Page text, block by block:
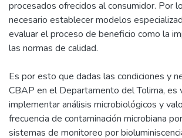
procesados ofrecidos al consumidor. Por
necesario establecer modelos
evaluar el proceso de beneficio como la
las normas de calidad.
Es por esto que dadas las condiciones y
CBAP en el Departamento del Tolima, es
implementar análisis microbiológicos y
frecuencia de contaminación microbiana
sistemas de monitoreo por